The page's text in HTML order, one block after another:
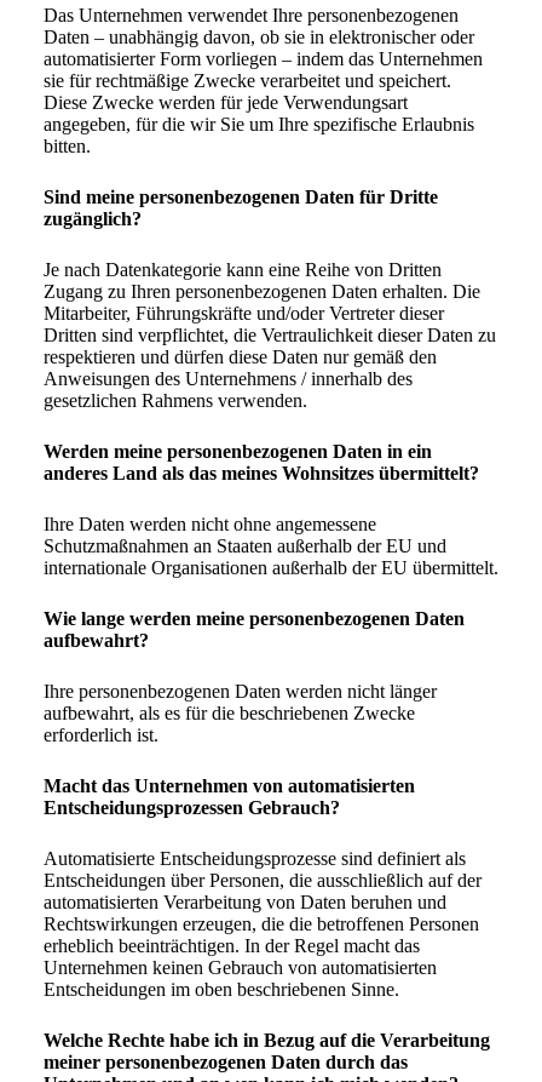
Das Unternehmen verwendet Ihre personenbezogenen
Daten – unabhängig davon, ob sie in elektronischer oder
automatisierter Form vorliegen – indem das Unternehmen
sie für rechtmäßige Zwecke verarbeitet und speichert.
Diese Zwecke werden für jede Verwendungsart
angegeben, für die wir Sie um Ihre spezifische Erlaubnis
bitten.
Sind meine personenbezogenen Daten für Dritte
zugänglich?
Je nach Datenkategorie kann eine Reihe von Dritten
Zugang zu Ihren personenbezogenen Daten erhalten. Die
Mitarbeiter, Führungskräfte und/oder Vertreter dieser
Dritten sind verpflichtet, die Vertraulichkeit dieser Daten zu
respektieren und dürfen diese Daten nur gemäß den
Anweisungen des Unternehmens / innerhalb des
gesetzlichen Rahmens verwenden.
Werden meine personenbezogenen Daten in ein
anderes Land als das meines Wohnsitzes übermittelt?
Ihre Daten werden nicht ohne angemessene
Schutzmaßnahmen an Staaten außerhalb der EU und
internationale Organisationen außerhalb der EU übermittelt.
Wie lange werden meine personenbezogenen Daten
aufbewahrt?
Ihre personenbezogenen Daten werden nicht länger
aufbewahrt, als es für die beschriebenen Zwecke
erforderlich ist.
Macht das Unternehmen von automatisierten
Entscheidungsprozessen Gebrauch?
Automatisierte Entscheidungsprozesse sind definiert als
Entscheidungen über Personen, die ausschließlich auf der
automatisierten Verarbeitung von Daten beruhen und
Rechtswirkungen erzeugen, die die betroffenen Personen
erheblich beeinträchtigen. In der Regel macht das
Unternehmen keinen Gebrauch von automatisierten
Entscheidungen im oben beschriebenen Sinne.
Welche Rechte habe ich in Bezug auf die Verarbeitung
meiner personenbezogenen Daten durch das